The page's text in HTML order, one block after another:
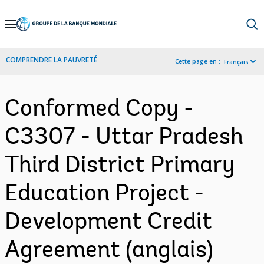
Skip
Navigation
COMPRENDRE LA PAUVRETÉ Cette page en : Français
Conformed Copy -
C3307 - Uttar Pradesh
Third District Primary
Education Project -
Development Credit
Agreement (anglais)